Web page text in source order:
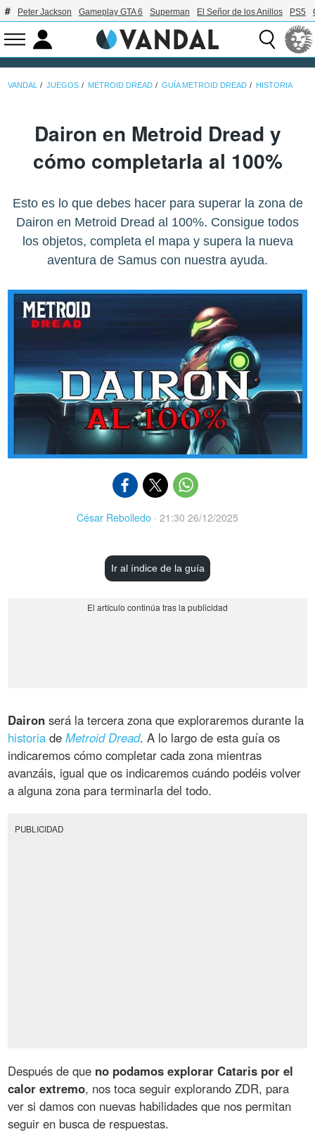
Peter Jackson Gameplay GTA 6 Superman El Señor de los Anillos PS5
VANDAL JUEGOS METROID DREAD GUÍA METROID DREAD HISTORIA
Dairon en Metroid Dread y
cómo completarla al 100%
Esto es lo que debes hacer para superar la zona de
Dairon en Metroid Dread al 100%. Consigue todos
los objetos, completa el mapa y supera la nueva
aventura de Samus con nuestra ayuda.
César Rebolledo · 21:30 26/12/2025
Ir al índice de la guía
Dairon será la tercera zona que exploraremos durante la
historia deMetroid Dread. A lo largo de esta guía os
indicaremos cómo completar cada zona mientras
avanzáis, igual que os indicaremos cuándo podéis volver
a alguna zona para terminarla del todo.
PUBLICIDAD
Después de que no podamos explorar Cataris por el
calor extremo, nos toca seguir explorando ZDR, para
ver si damos con nuevas habilidades que nos permitan
seguir en busca de respuestas.